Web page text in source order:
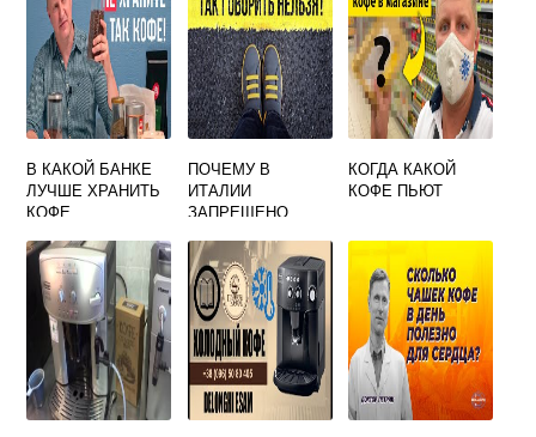
В КАКОЙ БАНКЕ
ЛУЧШЕ ХРАНИТЬ
КОФЕ
ПОЧЕМУ В
ИТАЛИИ
ЗАПРЕЩЕНО
КОГДА КАКОЙ
КОФЕ ПЬЮТ